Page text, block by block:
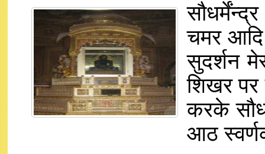
चमर आदि
सुदर्शन
शिखर पर
करके
आठ